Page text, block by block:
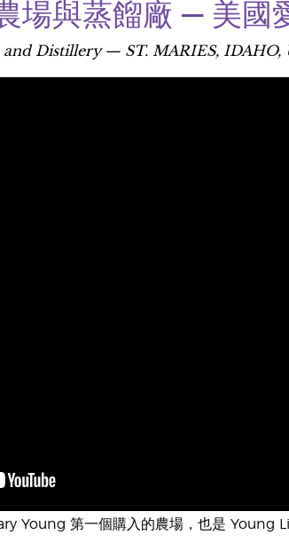
場與蒸餾廠 — 美國
Distillery — ST. MARIES, IDAHO,
Young 第一個購入的農場，也是 Young